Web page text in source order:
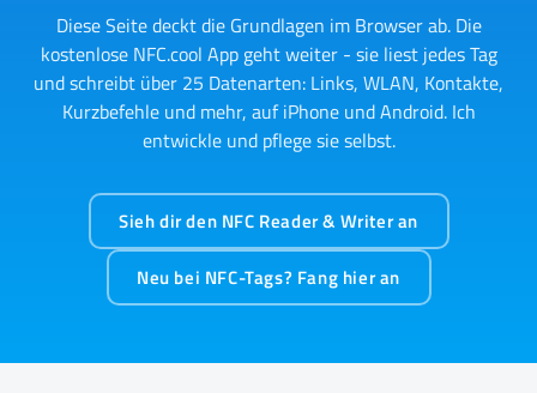
Diese Seite deckt die Grundlagen im Browser ab. Die
kostenlose NFC.cool App geht weiter - sie liest jedes Tag
und schreibt über 25 Datenarten: Links, WLAN, Kontakte,
Kurzbefehle und mehr, auf iPhone und Android. Ich
entwickle und pflege sie selbst.
Sieh dir den NFC Reader & Writer an
Neu bei NFC-Tags? Fang hier an